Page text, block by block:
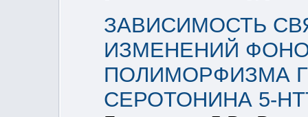
ЗАВИСИМОСТЬ
ИЗМЕНЕНИЙ
ПОЛИМОРФИЗМА
СЕРОТОНИНА 5-